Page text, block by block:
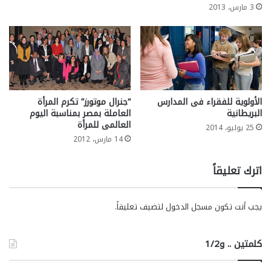
3 مارس، 2013
الأولوية للفقراء فى المدارس
البريطانية
25 يوليو، 2014
“جنرال موتورز” تكرم المرأة
العاملة بمصر بمناسبة اليوم
العالمى للمرأة
14 مارس، 2012
اترك تعليقاً
يجب أنت تكون مسجل الدخول لتضيف تعليقاً.
كلمتين .. و1/2